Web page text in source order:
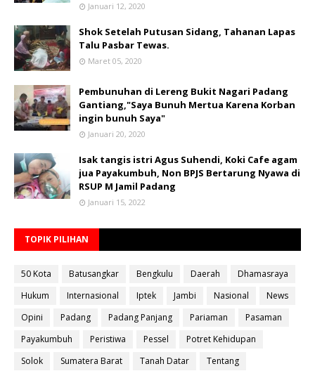
Januari 12, 2020
Shok Setelah Putusan Sidang, Tahanan Lapas
Talu Pasbar Tewas.
Maret 05, 2020
Pembunuhan di Lereng Bukit Nagari Padang
Gantiang,"Saya Bunuh Mertua Karena Korban
ingin bunuh Saya"
Januari 20, 2020
Isak tangis istri Agus Suhendi, Koki Cafe agam
jua Payakumbuh, Non BPJS Bertarung Nyawa di
RSUP M Jamil Padang
Januari 15, 2022
TOPIK PILIHAN
50 Kota Batusangkar Bengkulu Daerah
Dhamasraya
Hukum
Internasional Iptek Jambi Nasional
News
Opini
Padang Padang Panjang Pariaman
Pasaman
Payakumbuh
Peristiwa Pessel
Potret Kehidupan
Solok
Sumatera Barat Tanah Datar
Tentang